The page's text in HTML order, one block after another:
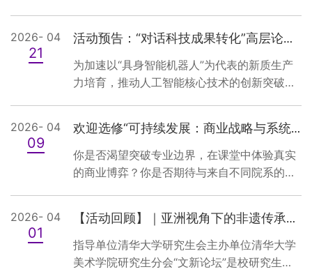
会、清华大学研究生碳中和志愿服务队协办，
清华大...
名清华-耐克可持续发展领导力项目学子受邀参
会，详细了解国际可持续信息披露准则制定与
跨境高质量实施的前沿进展。本次大会以 “韧
地、准则跨境协调、统一披露体系建设等...
2026- 04
21
活动预告：“对话科技成果转化”高层论坛 暨“科技创新与产业发展——具身智能机器人论...
为加速以“具身智能机器人”为代表的新质生产
力培育，推动人工智能核心技术的创新突破与
术前沿、产业生态与成果转化路径。论坛旨在
搭建一个高层次、专业化的交流平台，汇聚科
研院所的顶尖专家学者、政府相关部门领导、
场的关键瓶颈，构建高效协同的产...
2026- 04
09
欢迎选修“可持续发展：商业战略与系统思维”课程，提升你的商业领导力与战略决策力！
你是否渴望突破专业边界，在课堂中体验真实
的商业博弈？你是否期待与来自不同院系的精
入"可持续发展：商业战略与系统思维"课程，
在沙盘模拟中练就"定战略、抓落实"的核心经
营能力！课程选修信息课程名称：可持续发
2026- 04
01
【活动回顾】｜亚洲视角下的非遗传承与可持续发展青年论坛
指导单位清华大学研究生会主办单位清华大学
美术学院研究生分会“文新论坛”是校研究生会